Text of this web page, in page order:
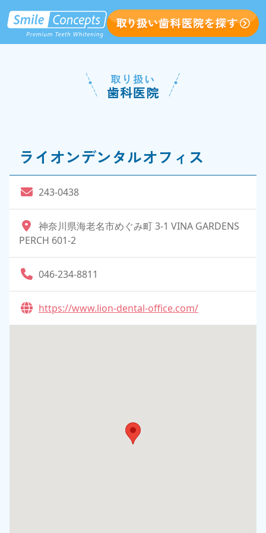
取り扱い
歯科医院
ライオンデンタルオフィス
243-0438
神奈川県海老名市めぐみ町 3-1 VINA GARDENS
PERCH 601-2
046-234-8811
https://www.lion-dental-office.com/